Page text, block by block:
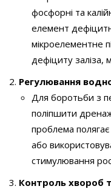
фосфорні та
елемент
мікроелементне
дефіциту заліза,
Регулювання
Для боротьби з
поліпшити
проблема
або
стимулювання
Контроль хвороб